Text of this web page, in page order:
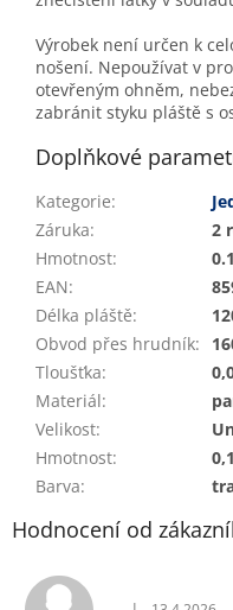
Výrobek není určen k
nošení. Nepoužívat v
otevřeným ohněm,
zabránit styku pláště s
Doplňkové
Kategorie:
Záruka:
2
Hmotnost:
EAN:
Délka pláště:
Obvod přes hrudník:
Tloušťka:
Materiál:
Velikost:
Hmotnost:
Barva:
Hodnocení od